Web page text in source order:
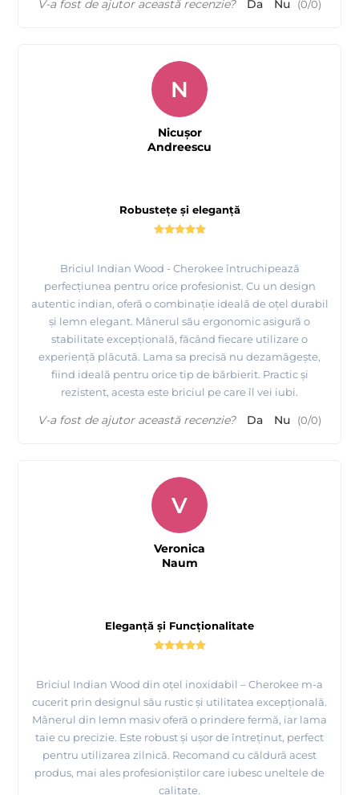
V-a fost de ajutor această recenzie? Da Nu (0/0)
Robustețe și eleganță
Briciul Indian Wood - Cherokee întruchipează
perfecțiunea pentru orice profesionist. Cu un design
autentic indian, oferă o combinație ideală de oțel durabil
și lemn elegant. Mânerul său ergonomic asigură o
stabilitate excepțională, făcând fiecare utilizare o
experiență plăcută. Lama sa precisă nu dezamăgește,
fiind ideală pentru orice tip de bărbierit. Practic și
rezistent, acesta este briciul pe care îl vei iubi.
N
Nicușor
Andreescu
V-a fost de ajutor această recenzie? Da Nu (0/0)
Eleganță și Funcționalitate
Briciul Indian Wood din oțel inoxidabil – Cherokee m-a
cucerit prin designul său rustic și utilitatea excepțională.
Mânerul din lemn masiv oferă o prindere fermă, iar lama
taie cu precizie. Este robust și ușor de întreținut, perfect
pentru utilizarea zilnică. Recomand cu căldură acest
produs, mai ales profesioniștilor care iubesc uneltele de
calitate.
V
Veronica
Naum